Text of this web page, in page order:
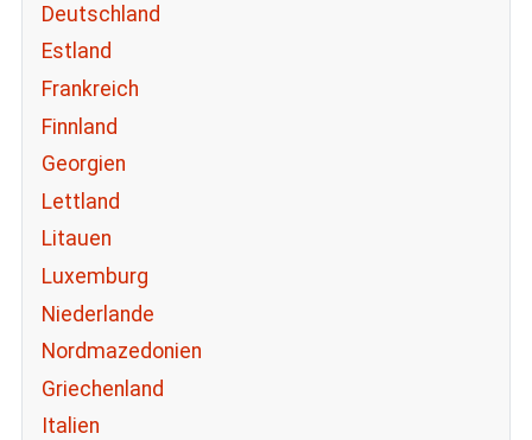
Deutschland
Estland
Frankreich
Finnland
Georgien
Lettland
Litauen
Luxemburg
Niederlande
Nordmazedonien
Griechenland
Italien